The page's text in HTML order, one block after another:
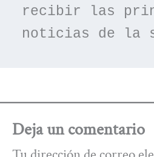
recibir las
noticias de la
Deja un comentario